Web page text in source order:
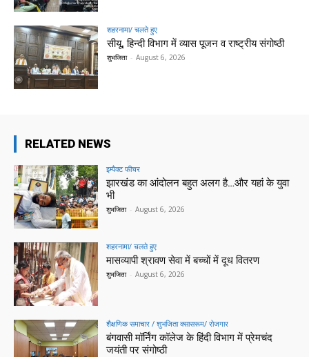
शहरनामा/ चलते हुए
सीयू, हिन्दी विभाग में व्यास पूजन व राष्ट्रीय संगोष्ठी
शुभजिता - August 6, 2026
RELATED NEWS
इम्पैक्ट फीचर
झारखंड का आंदोलन बहुत अलग है…और यहां के युवा
भी
शुभजिता - August 6, 2026
शहरनामा/ चलते हुए
मासव्यापी श्रावण सेवा में बच्चों में दूध वितरण
शुभजिता - August 6, 2026
शैक्षणिक समाचार / शुभजिता क्सासरूम/ रोजगार
बंगवासी मॉर्निंग कॉलेज के हिंदी विभाग में प्रेमचंद
जयंती पर संगोष्ठी